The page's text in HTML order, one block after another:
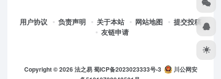
用户协议 负责声明 关于本站 网站地图
提交投稿
友链申请
Copyright © 2026法之易蜀ICP备2023023333号-3
川公网安